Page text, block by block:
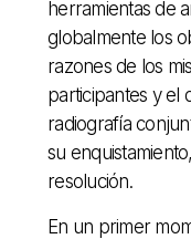
herramientas de
globalmente los
razones de los
participantes y el
radiografía
su
resolución.
En un primer